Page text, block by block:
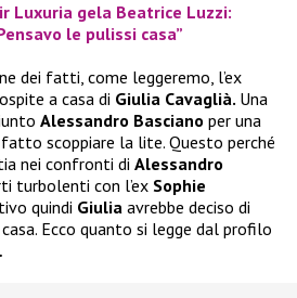
Luxuria gela Beatrice Luzzi:
le pulissi casa”
dei fatti, come leggeremo, l’ex
a casa di Giulia Cavaglià. Una
Alessandro Basciano per una
scoppiare la lite. Questo perché
nei confronti di Alessandro
turbolenti con l’ex Sophie
quindi Giulia avrebbe deciso di
Ecco quanto si legge dal profilo